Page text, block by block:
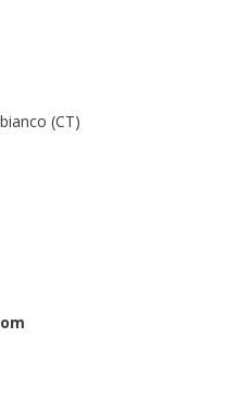
(CT)